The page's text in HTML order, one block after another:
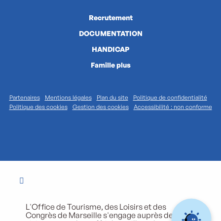
Recrutement
DOCUMENTATION
HANDICAP
Famille plus
Partenaires Mentions légales Plan du site
Politique de confidentialité
Politique des cookies
Gestion des cookies Accessibilité : non conforme
L'Office de Tourisme, des Loisirs et des
Congrès de Marseille s'engage auprès de ses